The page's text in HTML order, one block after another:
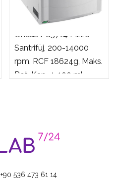
Ohaus FC5714 Mikro
Santrifüj, 200-14000
rpm, RCF 18624g, Maks.
Rot. Kap. 4×100 ml
+90 536 473 61 14